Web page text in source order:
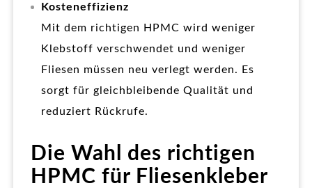
Kosteneffizienz
Mit dem richtigen HPMC wird weniger
Klebstoff verschwendet und weniger
Fliesen müssen neu verlegt werden. Es
sorgt für gleichbleibende Qualität und
reduziert Rückrufe.
Die Wahl des richtigen
HPMC für Fliesenkleber